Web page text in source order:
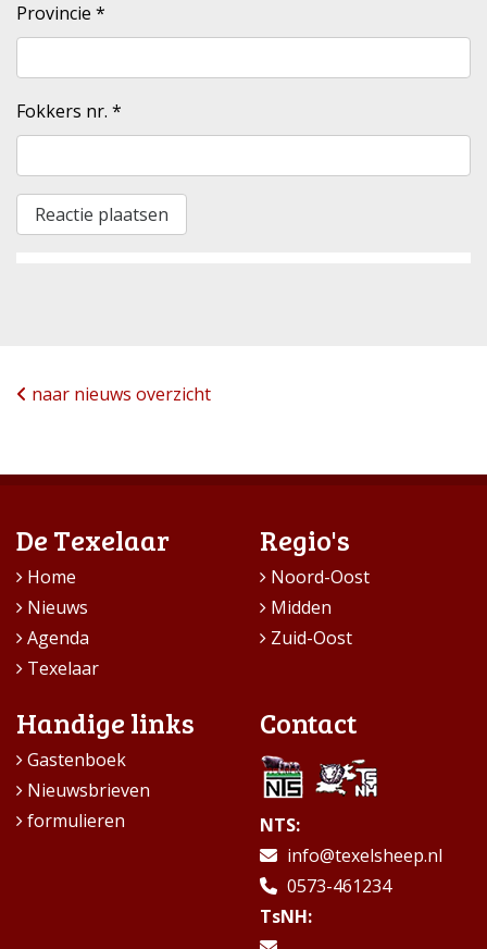
Provincie *
Fokkers nr. *
naar nieuws overzicht
De Texelaar
Home
Nieuws
Agenda
Texelaar
Regio's
Noord-Oost
Midden
Zuid-Oost
Handige links
Gastenboek
Nieuwsbrieven
formulieren
Contact
NTS:
info@texelsheep.nl
0573-461234
TsNH: